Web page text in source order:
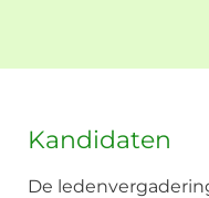
Kandidaten
De